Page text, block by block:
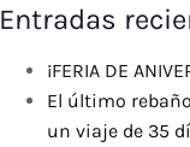
Entradas
¡FERIA DE
El último
un viaje de 35